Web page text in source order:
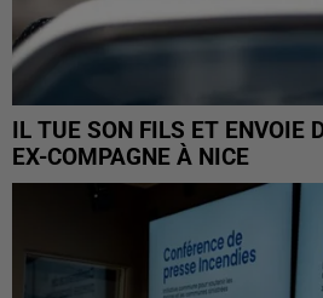
IL TUE SON FILS ET ENVOIE
EX-COMPAGNE À NICE